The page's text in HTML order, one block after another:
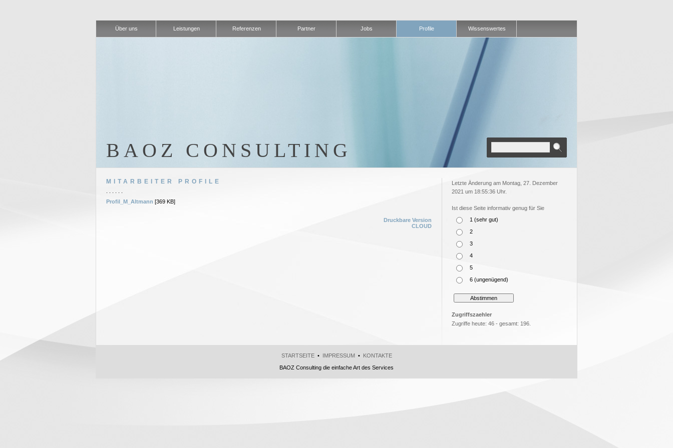
Über uns Leistungen Referenzen Partner Jobs Profile Wissenswertes
BAOZ CONSULTING
MITARBEITER PROFILE
Profil_M_Altmann [369 KB]
Druckbare Version
CLOUD
Letzte Änderung am Montag, 27. Dezember
2021 um 18:55:36 Uhr.
Ist diese Seite informativ genug für Sie
1 (sehr gut)
2
3
4
5
6 (ungenügend)
Zugriffszaehler
Zugriffe heute: 46 - gesamt: 196.
STARTSEITE• IMPRESSUM• KONTAKTE
BAOZ Consulting die einfache Art des Services